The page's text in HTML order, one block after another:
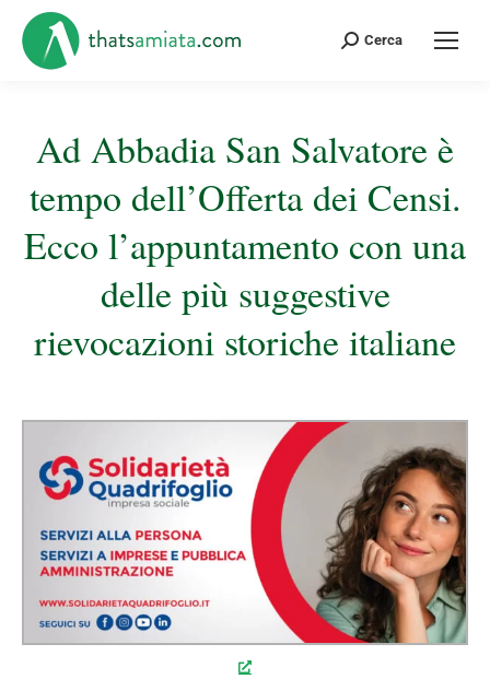
Cerca:
Cerca
Ad Abbadia San Salvatore è
tempo dell’Offerta dei Censi.
Ecco l’appuntamento con una
delle più suggestive
rievocazioni storiche italiane